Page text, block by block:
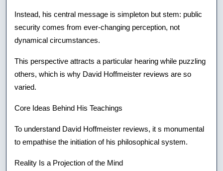
Instead, his central message is simpleton but stem: public
security comes from ever-changing perception, not
dynamical circumstances.
This perspective attracts a particular hearing while puzzling
others, which is why David Hoffmeister reviews are so
varied.
Core Ideas Behind His Teachings
To understand David Hoffmeister reviews, it s monumental
to empathise the initiation of his philosophical system.
Reality Is a Projection of the Mind